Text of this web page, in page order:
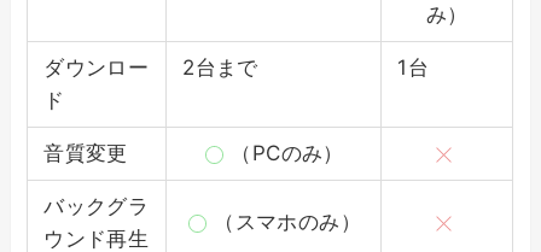
み）
ダウンロー
ド
2台まで 1台
音質変更 （PCのみ）
バックグラ
ウンド再生
（スマホのみ）